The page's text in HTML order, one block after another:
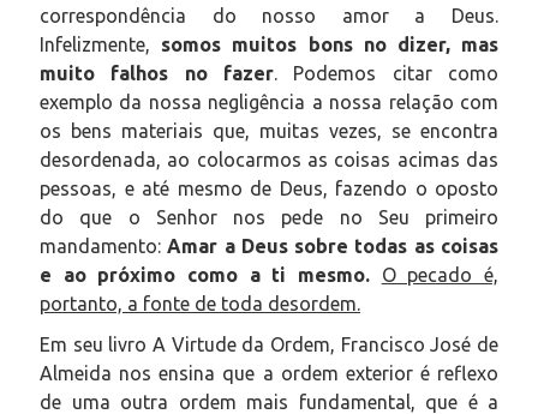
correspondência do nosso amor a Deus.
Infelizmente, somos muitos bons no dizer, mas
muito falhos no fazer. Podemos citar como
exemplo da nossa negligência a nossa relação com
os bens materiais que, muitas vezes, se encontra
desordenada, ao colocarmos as coisas acimas das
pessoas, e até mesmo de Deus, fazendo o oposto
do que o Senhor nos pede no Seu primeiro
mandamento:Amar a Deus sobre todas as coisas
e ao próximo como a ti mesmo.
O pecado é,
portanto, a fonte de toda desordem.
Em seu livro A Virtude da Ordem, Francisco José de
Almeida nos ensina que a ordem exterior é reflexo
de uma outra ordem mais fundamental, que é a